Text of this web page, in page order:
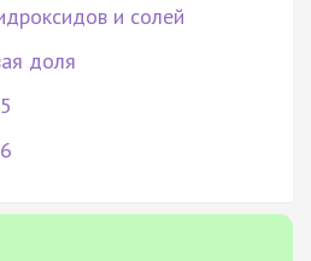
и солей
доля